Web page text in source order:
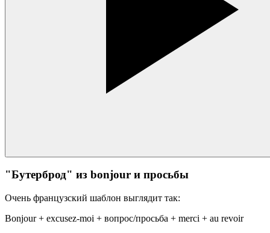
"Бутерброд" из bonjour и просьбы
Очень французский шаблон выглядит так:
Bonjour + excusez-moi + вопрос/просьба + merci + au revoir